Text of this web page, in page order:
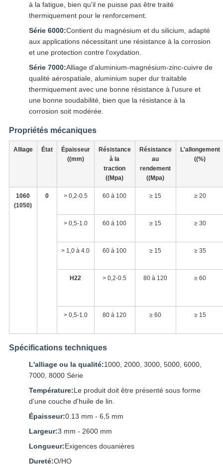
à la fatigue, bien qu'il ne puisse pas être traité
thermiquement pour le renforcement.
Série 6000:Contient du magnésium et du silicium, adapté
aux applications nécessitant une résistance à la corrosion
et une protection contre l'oxydation.
Série 7000:Alliage d'aluminium-magnésium-zinc-cuivre de
qualité aérospatiale, aluminium super dur traitable
thermiquement avec une bonne résistance à l'usure et
une bonne soudabilité, bien que la résistance à la
corrosion soit modérée.
Propriétés mécaniques
Alliage État
Épaisseur
((mm)
Résistance
à la
traction
((Mpa)
Résistance
au
rendement
((Mpa)
L'allongement
((%)
1060
(1050)
0 > 0,2-0.5 60 à 100 ≥ 15 ≥ 20
> 0,5-1.0 60 à 100 ≥ 15 ≥ 30
> 1,0 à 4.0 60 à 100 ≥ 15 ≥ 35
H22 > 0,2-0.5 80 à 120 ≥ 60
> 0,5-1.0 80 à 120 ≥ 60 ≥ 15
Spécifications techniques
L'alliage ou la qualité:1000, 2000, 3000, 5000, 6000,
7000, 8000 Série
Température:Le produit doit être présenté sous forme
d'une couche d'huile de lin.
Épaisseur:0.13 mm - 6,5 mm
Largeur:3 mm - 2600 mm
Longueur:Exigences douanières
Dureté:O/HO